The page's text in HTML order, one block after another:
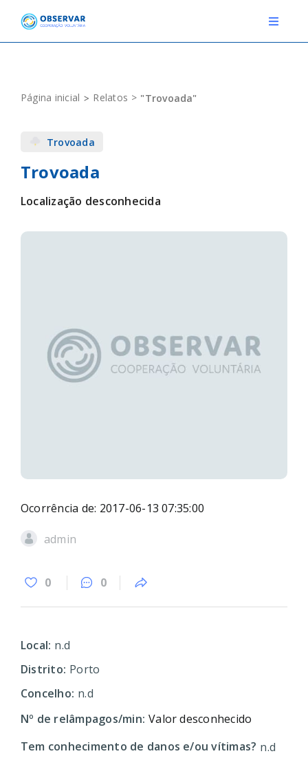
content
Toggle
EVENTOS
DEFINIÇÕES
F.A.Q.
Página inicial Relatos "Trovoada"
Trovoada
Trovoada
Localização desconhecida
Ocorrência de: 2017-06-13 07:35:00
admin
0 0
Local: n.d
Distrito: Porto
Concelho: n.d
Nº de relâmpagos/min: Valor desconhecido
Tem conhecimento de danos e/ou vítimas? n.d